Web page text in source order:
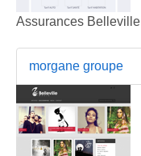
Assurances Belleville
morgane groupe